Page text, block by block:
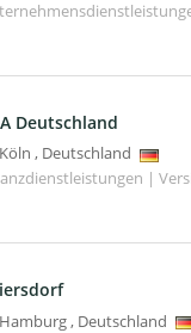
Deutschland
Köln , Deutschland
|
Hamburg, Deutschland